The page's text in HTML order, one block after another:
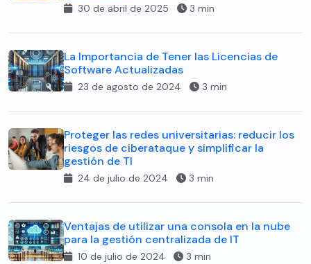
30 de abril de 2025 3 min
La Importancia de Tener las Licencias de
Software Actualizadas
23 de agosto de 2024 3 min
Proteger las redes universitarias: reducir los
riesgos de ciberataque y simplificar la
gestión de TI
24 de julio de 2024 3 min
Ventajas de utilizar una consola en la nube
para la gestión centralizada de IT
10 de julio de 2024 3 min